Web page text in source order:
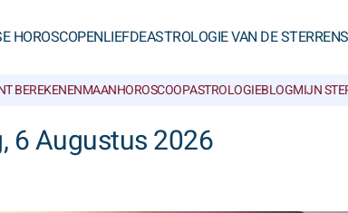
HOROSCOPENLIEFDEASTROLOGIE VAN DE STERREN
BEREKENENMAANHOROSCOOPASTROLOGIEBLOGMIJN
6 Augustus 2026